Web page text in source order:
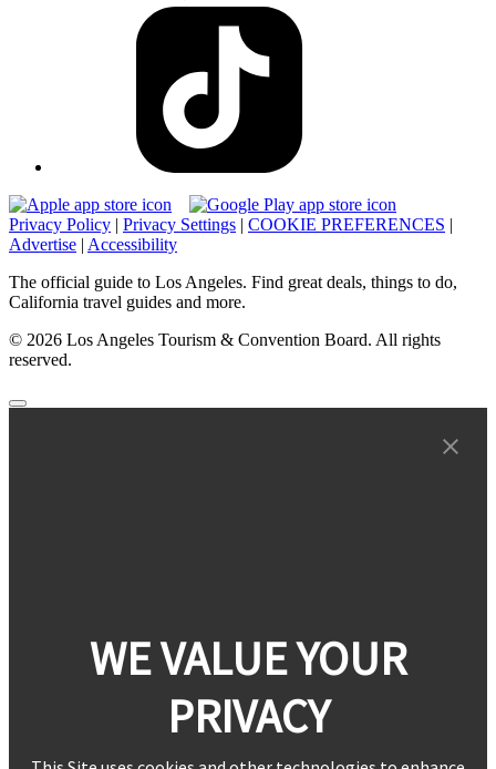
Privacy Policy | Privacy Settings | COOKIE PREFERENCES |
Advertise | Accessibility
The official guide to Los Angeles. Find great deals, things to do,
California travel guides and more.
© 2026 Los Angeles Tourism & Convention Board. All rights
reserved.
WE VALUE YOUR
PRIVACY